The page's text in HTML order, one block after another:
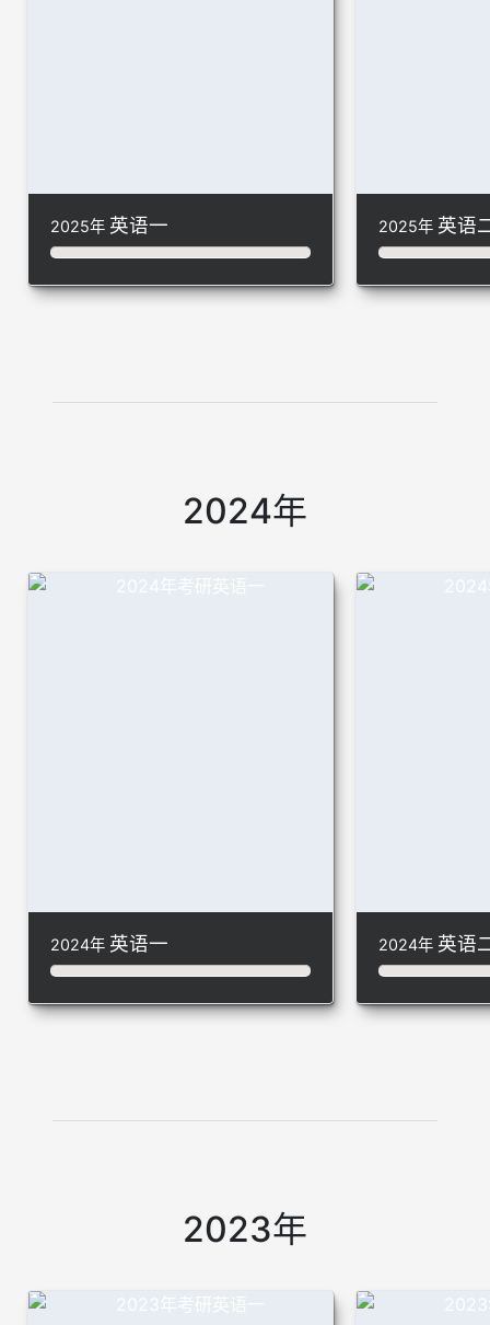
2025年 英语一 2025年 英语
2024年
2024年 英语一 2024年 英语
2023年